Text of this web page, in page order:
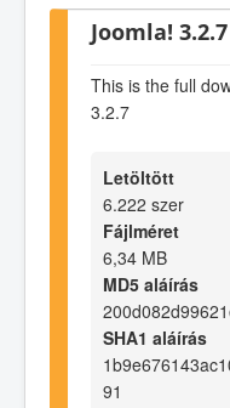
Joomla!
This is the full
3.2.7
Letöltött
6.222 szer
Fájlméret
6,34 MB
MD5 aláírás
SHA1 aláírás
91